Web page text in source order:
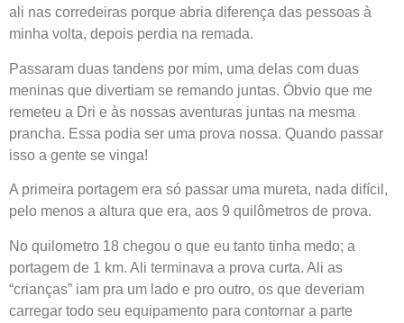
ali nas corredeiras porque abria diferença das pessoas à
minha volta, depois perdia na remada.
Passaram duas tandens por mim, uma delas com duas
meninas que divertiam se remando juntas. Óbvio que me
remeteu a Dri e às nossas aventuras juntas na mesma
prancha. Essa podia ser uma prova nossa. Quando passar
isso a gente se vinga!
A primeira portagem era só passar uma mureta, nada difícil,
pelo menos a altura que era, aos 9 quilômetros de prova.
No quilometro 18 chegou o que eu tanto tinha medo; a
portagem de 1 km. Ali terminava a prova curta. Ali as
“crianças” iam pra um lado e pro outro, os que deveriam
carregar todo seu equipamento para contornar a parte